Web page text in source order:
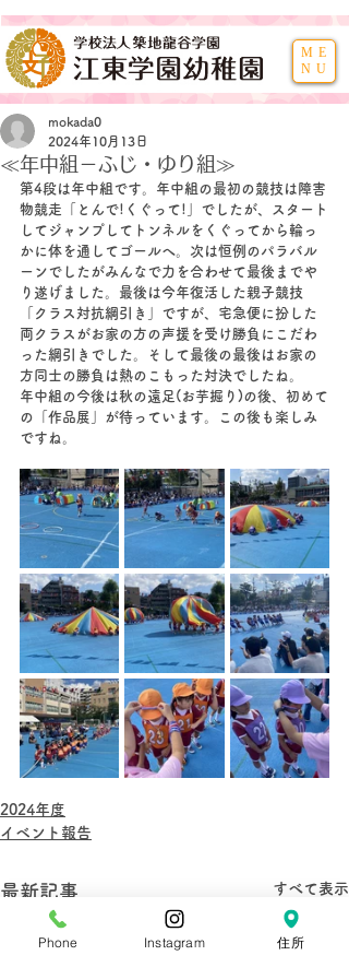
ME
NU
≪年中組－ふじ・ゆり組≫
mokada0
2024年10月13日
第4段は年中組です。年中組の最初の競技は障害
物競走「とんで!くぐって!」でしたが、スタート
してジャンプしてトンネルをくぐってから輪っ
かに体を通してゴールへ。次は恒例のパラバル
ーンでしたがみんなで力を合わせて最後までや
り遂げました。最後は今年復活した親子競技
「クラス対抗綱引き」ですが、宅急便に扮した
両クラスがお家の方の声援を受け勝負にこだわ
った綱引きでした。そして最後の最後はお家の
方同士の勝負は熱のこもった対決でしたね。
年中組の今後は秋の遠足(お芋掘り)の後、初めて
の「作品展」が待っています。この後も楽しみ
ですね。
2024年度
イベント報告
最新記事 すべて表示
Phone Instagram 住所